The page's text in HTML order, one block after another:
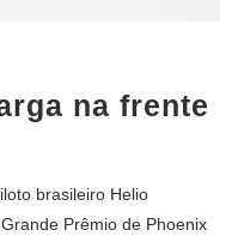
na frente
brasileiro Helio
Prêmio de Phoenix